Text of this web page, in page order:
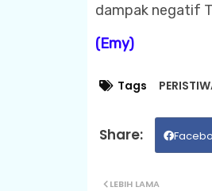
dampak negatif
(Emy)
Tags
LEBIH LAMA